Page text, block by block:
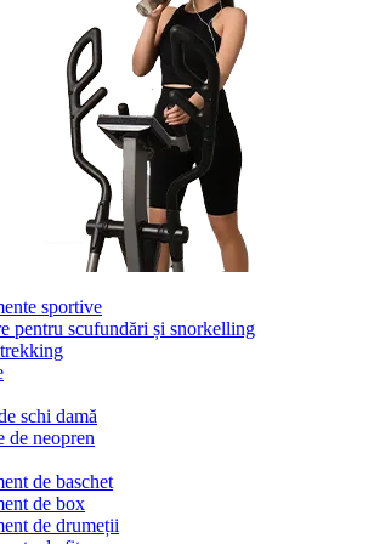
sportive
pentru scufundări și snorkelling
schi damă
de neopren
de baschet
de box
de drumeții